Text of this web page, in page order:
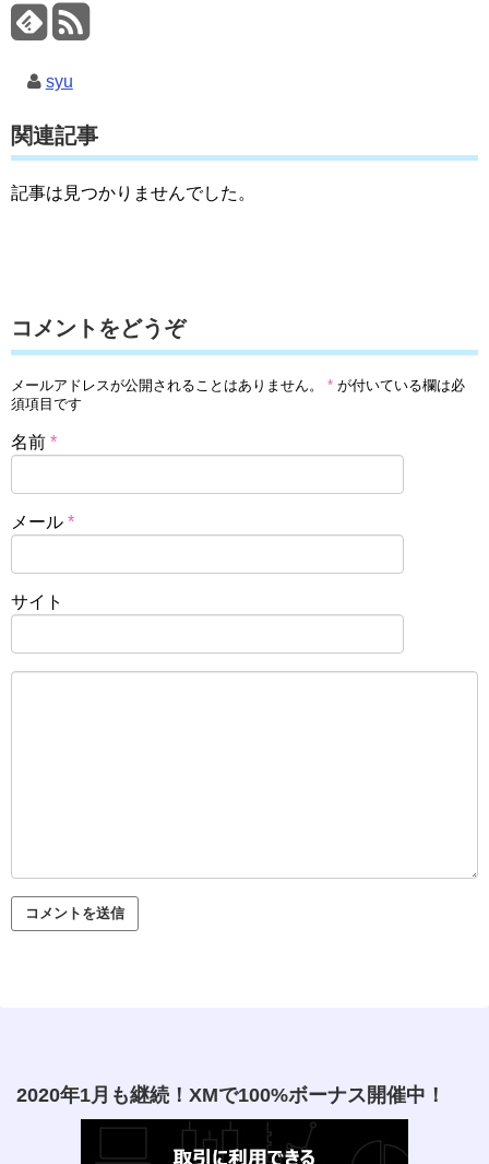
syu
関連記事
記事は見つかりませんでした。
コメントをどうぞ
メールアドレスが公開されることはありません。 * が付いている欄は必
須項目です
名前 *
メール *
サイト
2020年1月も継続！XMで100%ボーナス開催中！